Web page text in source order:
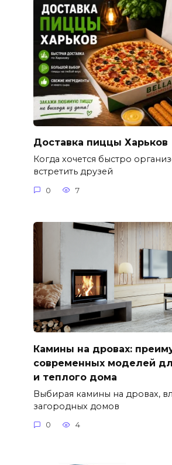
Доставка пиццы Харьков
Когда хочется быстро
встретить друзей
0 7
Камины на дровах:
современных моделей
и теплого дома
Выбирая камины на дровах,
загородных домов
0 4